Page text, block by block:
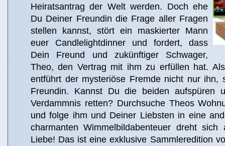
Heiratsantrag der Welt werden. Doch ehe
Du Deiner Freundin die Frage aller Fragen
stellen kannst, stört ein maskierter Mann
euer Candlelightdinner und fordert, dass
Dein Freund und zukünftiger Schwager,
Theo, den Vertrag mit ihm zu erfüllen hat.
entführt der mysteriöse Fremde nicht nur ihn,
Freundin. Kannst Du die beiden aufspüren
Verdammnis retten? Durchsuche Theos
und folge ihm und Deiner Liebsten in eine
charmanten Wimmelbildabenteuer dreht
Liebe! Das ist eine exklusive Sammleredition